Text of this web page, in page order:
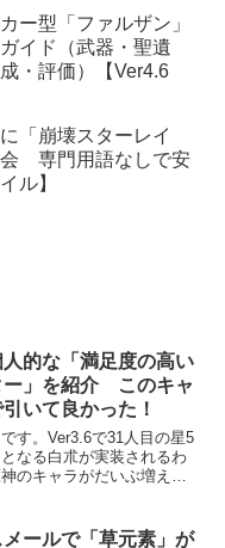
ー型「ファルザン」
イド（武器・聖遺
・評価）【Ver4.6
「崩壊スターレイ
会 専門用語なしで安
ル】
人的な「満足度の高い
ー」を紹介 このキャ
いて良かった！
す。Ver3.6で31人目の星5
なる白朮が実装されるわ
のキャラがだいぶ増えま
ていきます！個人的な
メールで「草元素」が